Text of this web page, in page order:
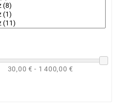
30,00 € - 1 400,00 €